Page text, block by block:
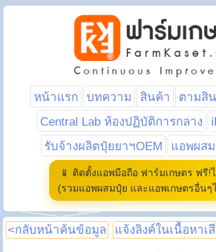
หน้าแรก บทความ สินค้า ตามสิ
Central Lab ห้องปฏิบัติการกลาง
รับจ้างผลิตปุ๋ยยาฯOEM
แอพผส
📱 ติดตั้งแอพมือถือ ฟาร์มเกษตร ฟรี!
(รวมแอพผสมปุ๋ย และแอพเกษตรอื่นๆ
<กลับหน้าค้นข้อมูล แจ้งลิงค์ในเนื้อหาเ